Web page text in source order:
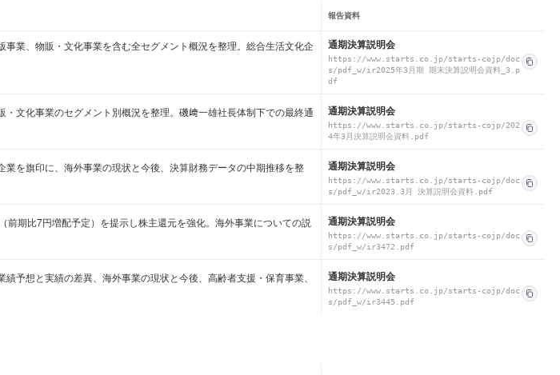
報告資料
業、物販・文化事業を含む全セグメント概況を整理。総合生活文化企
通期決算説明会
https://www.starts.co.jp/starts-cojp/doc
s/pdf_w/ir2025年3月期 期末決算説明会資料_3.p
df
文化事業のセグメント別概況を整理。磯﨑一雄社長体制下での最終通
通期決算説明会
https://www.starts.co.jp/starts-cojp/202
4年3月決算説明会資料.pdf
を旗印に、海外事業の現状と今後、決算財務データの中期推移を整
通期決算説明会
https://www.starts.co.jp/starts-cojp/doc
s/pdf_w/ir2023.3月 決算説明会資料.pdf
前期比7円増配予定）を提示し株主還元を強化。海外事業についての説
通期決算説明会
https://www.starts.co.jp/starts-cojp/doc
s/pdf_w/ir3472.pdf
予想と実績の差異、海外事業の現状と今後、高齢者支援・保育事業、
通期決算説明会
https://www.starts.co.jp/starts-cojp/doc
s/pdf_w/ir3445.pdf